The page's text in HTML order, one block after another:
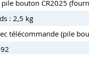
bouton CR2025
: 2,5 kg
télécommande (pile